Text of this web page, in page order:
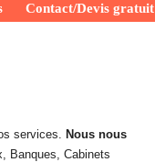
Contact/Devis gratuit
services. Nous nous
Banques, Cabinets